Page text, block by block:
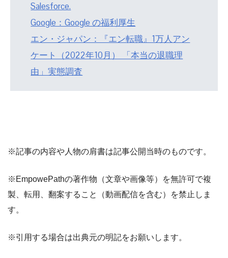
Salesforce.
Google：Google の福利厚生
エン・ジャパン：『エン転職』1万人アン
ケート（2022年10月） 「本当の退職理
由」実態調査
※記事の内容や人物の肩書は記事公開当時のものです。
※EmpowePathの著作物（文章や画像等）を無許可で複
製、転用、翻案すること（動画配信を含む）を禁止しま
す。
※引用する場合は出典元の明記をお願いします。